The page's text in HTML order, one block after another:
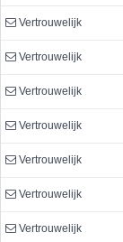
Vertrouwelijk
Vertrouwelijk
Vertrouwelijk
Vertrouwelijk
Vertrouwelijk
Vertrouwelijk
Vertrouwelijk